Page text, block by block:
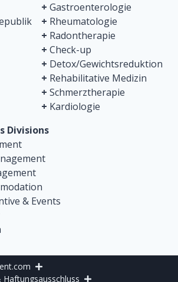
+ Gastroenterologie
+ Rheumatologie
+ Radontherapie
+ Check-up
+ Detox/Gewichtsreduktion
+ Rehabilitative Medizin
+ Schmerztherapie
+ Kardiologie
Divisions
& Events